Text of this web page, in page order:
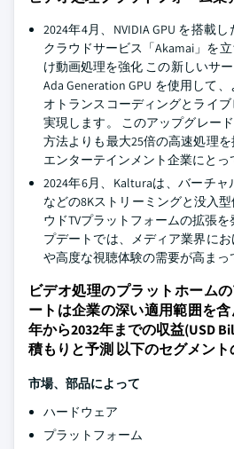
2024年4月、NVIDIA GPU を搭載
クラウドサービス「Akamai」を
け動画処理を強化 この新しいサー
Ada Generation GPU を使用して
オトランスコーディングとライ
実現します。 このアップグレー
方法よりも最大25倍の高速処理
エンターテインメント企業にとっ
2024年6月、Kalturaは、バーチ
などの8Kストリーミングと没入
ウドTVプラットフォームの拡張
プデートでは、メディア業界に
や高度な視聴体験の需要が高まっ
ビデオ処理のプラットホーム
ートは企業の深い適用範囲を含
年から2032年までの収益(USD
積もりと予測 以下のセグメント
市場、部品によって
ハードウェア
プラットフォーム